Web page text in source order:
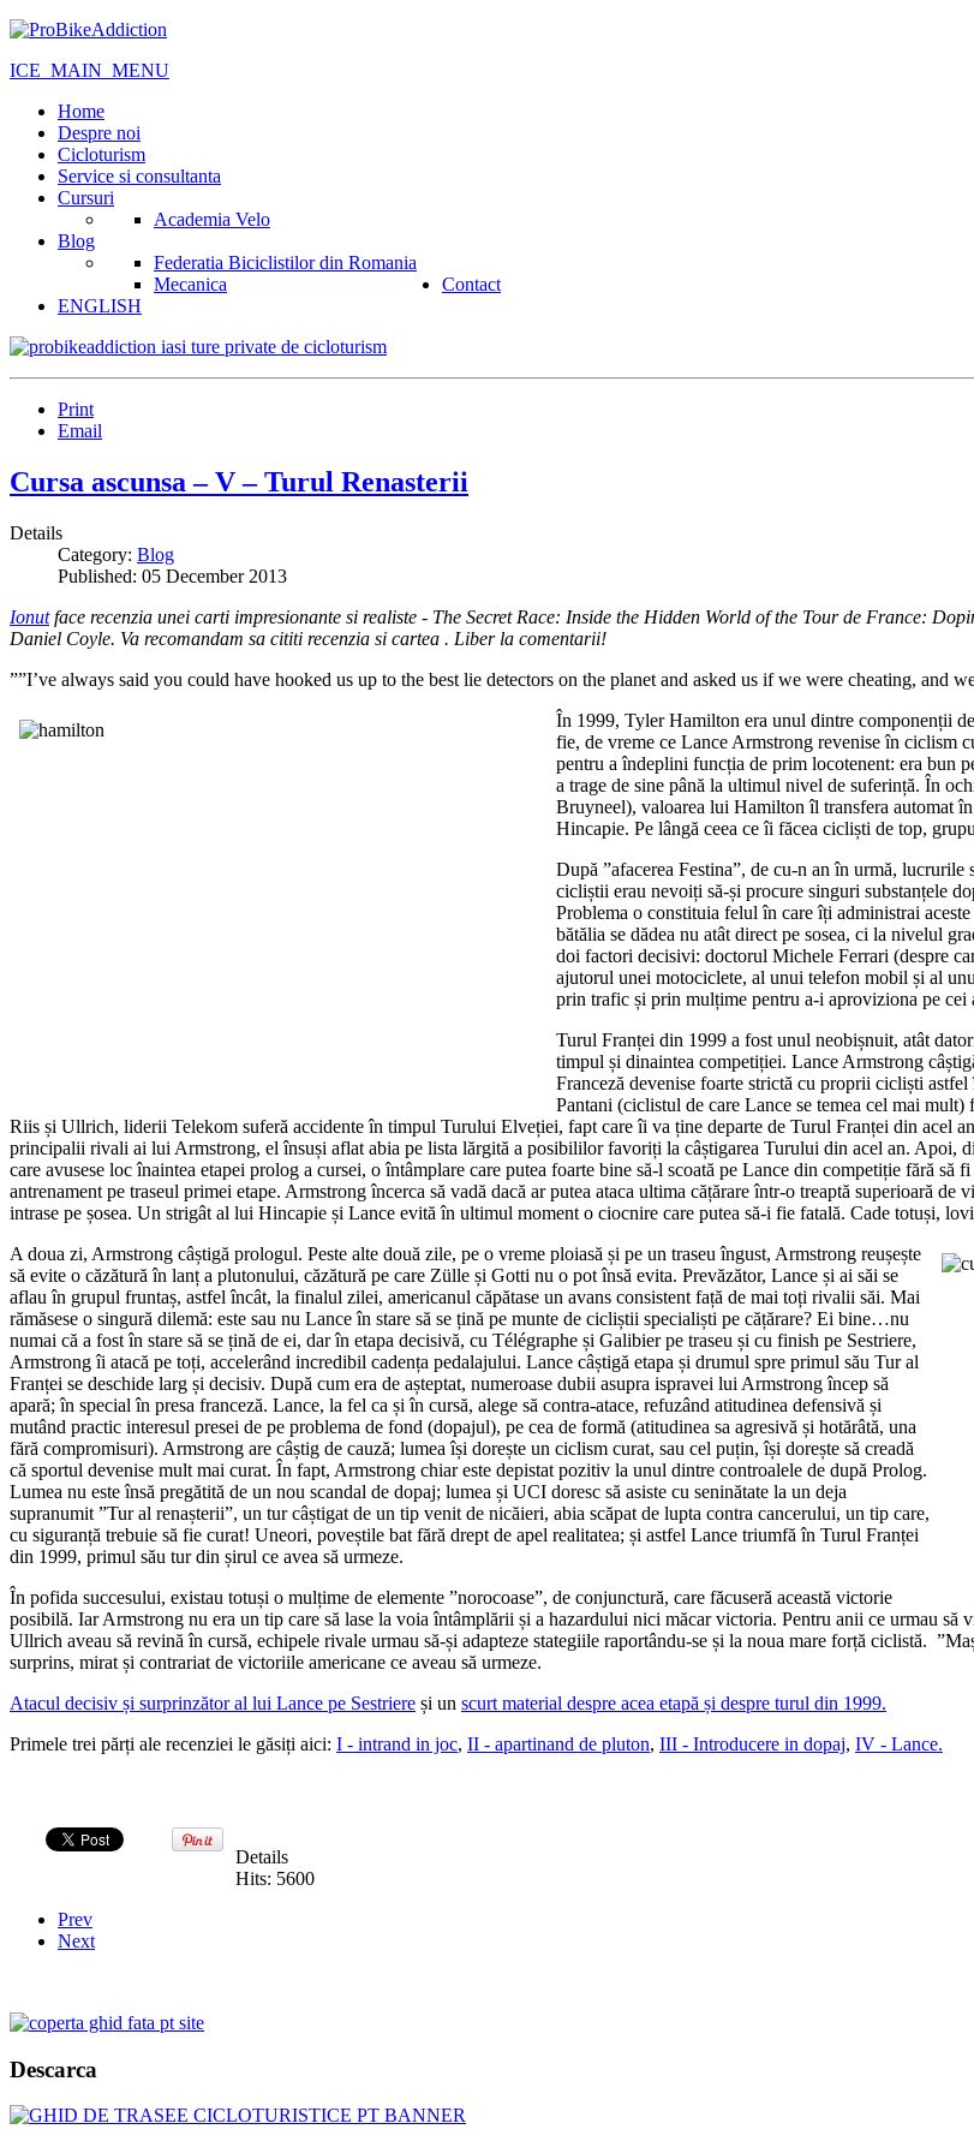
ICE_MAIN_MENU
Home
Despre noi
Cicloturism
Service si consultanta
Cursuri
Academia Velo
Blog
Federatia Biciclistilor din Romania
Mecanica
Contact
ENGLISH
Print
Email
Cursa ascunsa – V – Turul Renasterii
Details
Category: Blog
Published: 05 December 2013
Ionutface recenzia unei carti impresionante si realiste - The Secret Race: Inside the Hidden World of the Tour de France:
Daniel Coyle. Va recomandam sa cititi recenzia si cartea . Liber la comentarii!
””I’ve always said you could have hooked us up to the best lie detectors on the planet and asked us if we were cheating, and
În 1999, Tyler Hamilton era unul dintre componenții
fie, de vreme ce Lance Armstrong revenise în ciclism
pentru a îndeplini funcția de prim locotenent: era bun
a trage de sine până la ultimul nivel de suferință. În
Bruyneel), valoarea lui Hamilton îl transfera automat
Hincapie. Pe lângă ceea ce îi făcea cicliști de top,
După ”afacerea Festina”, de cu-n an în urmă,
cicliștii erau nevoiți să-și procure singuri substanțele
Problema o constituia felul în care îți administrai
bătălia se dădea nu atât direct pe sosea, ci la nivelul
doi factori decisivi: doctorul Michele Ferrari (despre
ajutorul unei motociclete, al unui telefon mobil și al
prin trafic și prin mulțime pentru a-i aproviziona pe cei
Turul Franței din 1999 a fost unul neobișnuit, atât
timpul și dinaintea competiției. Lance Armstrong
Franceză devenise foarte strictă cu proprii cicliști
Pantani (ciclistul de care Lance se temea cel mai
Riis și Ullrich, liderii Telekom suferă accidente în timpul Turului Elveției, fapt care îi va ține departe de Turul Franței din acel
principalii rivali ai lui Armstrong, el însuși aflat abia pe lista lărgită a posibililor favoriți la câștigarea Turului din acel an. Apoi,
care avusese loc înaintea etapei prolog a cursei, o întâmplare care putea foarte bine să-l scoată pe Lance din competiție fără
antrenament pe traseul primei etape. Armstrong încerca să vadă dacă ar putea ataca ultima cățărare într-o treaptă superioară
intrase pe șosea. Un strigât al lui Hincapie și Lance evită în ultimul moment o ciocnire care putea să-i fie fatală. Cade totuși,
A doua zi, Armstrong câștigă prologul. Peste alte două zile, pe o vreme ploiasă și pe un traseu îngust, Armstrong reușește
să evite o căzătură în lanț a plutonului, căzătură pe care Zülle și Gotti nu o pot însă evita. Prevăzător, Lance și ai săi se
aflau în grupul fruntaș, astfel încât, la finalul zilei, americanul căpătase un avans consistent față de mai toți rivalii săi. Mai
rămăsese o singură dilemă: este sau nu Lance în stare să se țină pe munte de cicliștii specialiști pe cățărare? Ei bine…nu
numai că a fost în stare să se țină de ei, dar în etapa decisivă, cu Télégraphe și Galibier pe traseu și cu finish pe Sestriere,
Armstrong îi atacă pe toți, accelerând incredibil cadența pedalajului. Lance câștigă etapa și drumul spre primul său Tur al
Franței se deschide larg și decisiv. După cum era de așteptat, numeroase dubii asupra ispravei lui Armstrong încep să
apară; în special în presa franceză. Lance, la fel ca și în cursă, alege să contra-atace, refuzând atitudinea defensivă și
mutând practic interesul presei de pe problema de fond (dopajul), pe cea de formă (atitudinea sa agresivă și hotărâtă, una
fără compromisuri). Armstrong are câștig de cauză; lumea își dorește un ciclism curat, sau cel puțin, își dorește să creadă
că sportul devenise mult mai curat. În fapt, Armstrong chiar este depistat pozitiv la unul dintre controalele de după Prolog.
Lumea nu este însă pregătită de un nou scandal de dopaj; lumea și UCI doresc să asiste cu seninătate la un deja
supranumit ”Tur al renașterii”, un tur câștigat de un tip venit de nicăieri, abia scăpat de lupta contra cancerului, un tip care,
cu siguranță trebuie să fie curat! Uneori, poveștile bat fără drept de apel realitatea; și astfel Lance triumfă în Turul Franței
din 1999, primul său tur din șirul ce avea să urmeze.
În pofida succesului, existau totuși o mulțime de elemente ”norocoase”, de conjunctură, care făcuseră această victorie
posibilă. Iar Armstrong nu era un tip care să lase la voia întâmplării și a hazardului nici măcar victoria. Pentru anii ce urmau
Ullrich aveau să revină în cursă, echipele rivale urmau să-și adapteze stategiile raportându-se și la noua mare forță ciclistă.
surprins, mirat și contrariat de victoriile americane ce aveau să urmeze.
Atacul decisiv și surprinzător al lui Lance pe Sestriere și un scurt material despre acea etapă și despre turul din 1999.
Primele trei părți ale recenziei le găsiți aici: I - intrand in joc, II - apartinand de pluton, III - Introducere in dopaj, IV - Lance.
Details
Hits: 5600
Prev
Next
Descarca